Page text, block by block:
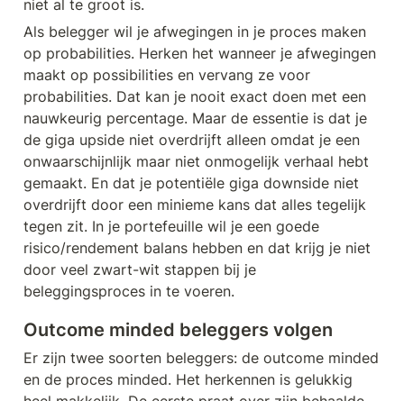
niet al te groot is.
Als belegger wil je afwegingen in je proces maken
op probabilities. Herken het wanneer je afwegingen
maakt op possibilities en vervang ze voor
probabilities. Dat kan je nooit exact doen met een
nauwkeurig percentage. Maar de essentie is dat je
de giga upside niet overdrijft alleen omdat je een
onwaarschijnlijk maar niet onmogelijk verhaal hebt
gemaakt. En dat je potentiële giga downside niet
overdrijft door een minieme kans dat alles tegelijk
tegen zit. In je portefeuille wil je een goede
risico/rendement balans hebben en dat krijg je niet
door veel zwart-wit stappen bij je
beleggingsproces in te voeren.
Outcome minded beleggers volgen
Er zijn twee soorten beleggers: de outcome minded
en de proces minded. Het herkennen is gelukkig